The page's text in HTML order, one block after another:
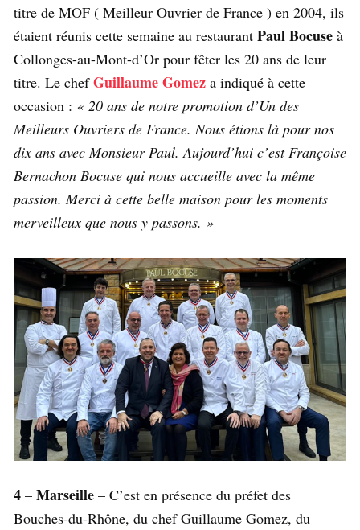
titre de MOF ( Meilleur Ouvrier de France ) en 2004, ils
étaient réunis cette semaine au restaurant Paul Bocuse à
Collonges-au-Mont-d’Or pour fêter les 20 ans de leur
titre. Le chefGuillaume Gomez a indiqué à cette
occasion : « 20 ans de notre promotion d’Un des
Meilleurs Ouvriers de France. Nous étions là pour nos
dix ans avec Monsieur Paul. Aujourd’hui c’est Françoise
Bernachon Bocuse qui nous accueille avec la même
passion. Merci à cette belle maison pour les moments
merveilleux que nous y passons. »
4 – Marseille – C’est en présence du préfet des
Bouches-du-Rhône, du chef Guillaume Gomez, du